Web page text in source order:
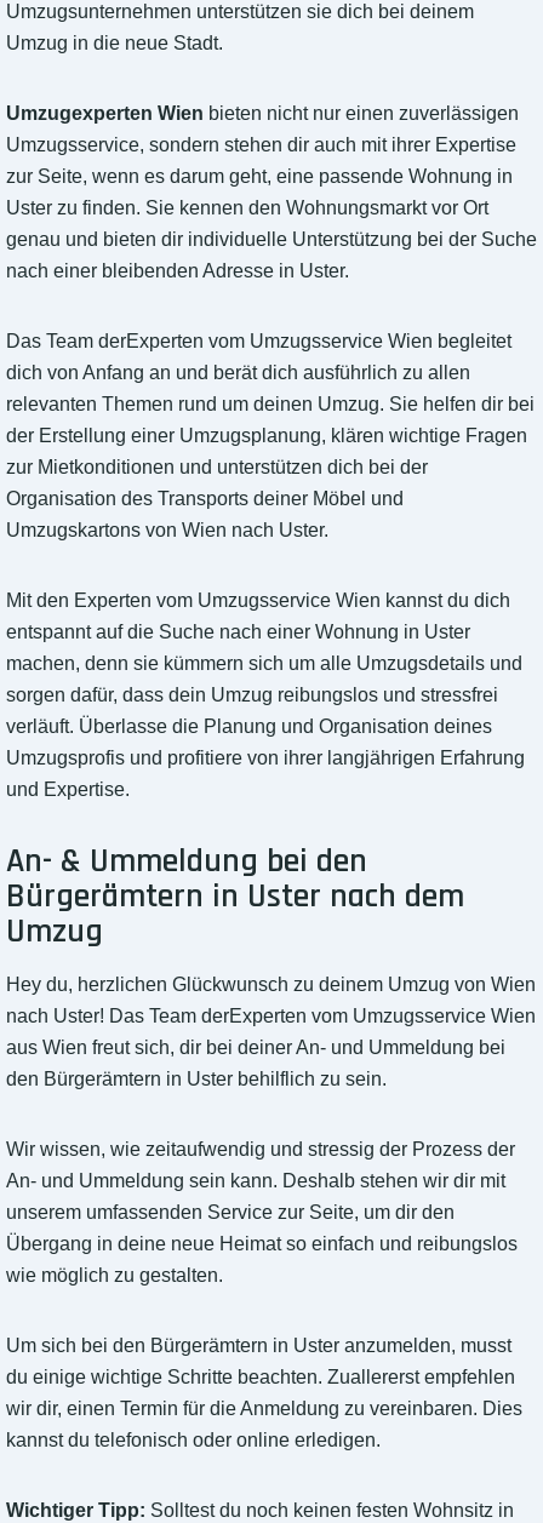
Umzugsunternehmen unterstützen sie dich bei deinem
Umzug in die neue Stadt.
Umzugexperten Wien bieten nicht nur einen zuverlässigen
Umzugsservice, sondern stehen dir auch mit ihrer Expertise
zur Seite, wenn es darum geht, eine passende Wohnung in
Uster zu finden. Sie kennen den Wohnungsmarkt vor Ort
genau und bieten dir individuelle Unterstützung bei der Suche
nach einer bleibenden Adresse in Uster.
Das Team derExperten vom Umzugsservice Wien begleitet
dich von Anfang an und berät dich ausführlich zu allen
relevanten Themen rund um deinen Umzug. Sie helfen dir bei
der Erstellung einer Umzugsplanung, klären wichtige Fragen
zur Mietkonditionen und unterstützen dich bei der
Organisation des Transports deiner Möbel und
Umzugskartons von Wien nach Uster.
Mit den Experten vom Umzugsservice Wien kannst du dich
entspannt auf die Suche nach einer Wohnung in Uster
machen, denn sie kümmern sich um alle Umzugsdetails und
sorgen dafür, dass dein Umzug reibungslos und stressfrei
verläuft. Überlasse die Planung und Organisation deines
Umzugsprofis und profitiere von ihrer langjährigen Erfahrung
und Expertise.
An- & Ummeldung bei den
Bürgerämtern in Uster nach dem
Umzug
Hey du, herzlichen Glückwunsch zu deinem Umzug von Wien
nach Uster! Das Team derExperten vom Umzugsservice Wien
aus Wien freut sich, dir bei deiner An- und Ummeldung bei
den Bürgerämtern in Uster behilflich zu sein.
Wir wissen, wie zeitaufwendig und stressig der Prozess der
An- und Ummeldung sein kann. Deshalb stehen wir dir mit
unserem umfassenden Service zur Seite, um dir den
Übergang in deine neue Heimat so einfach und reibungslos
wie möglich zu gestalten.
Um sich bei den Bürgerämtern in Uster anzumelden, musst
du einige wichtige Schritte beachten. Zuallererst empfehlen
wir dir, einen Termin für die Anmeldung zu vereinbaren. Dies
kannst du telefonisch oder online erledigen.
Wichtiger Tipp: Solltest du noch keinen festen Wohnsitz in